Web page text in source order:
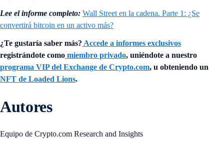
Lee el informe completo: Wall Street en la cadena. Parte 1: ¿Se
convertirá bitcoin en un activo más?
¿Te gustaría saber más? Accede a informes exclusivos
registrándote como miembro privado, uniéndote a nuestro
programa VIP del Exchange de Crypto.com, u obteniendo un
NFT de Loaded Lions.
Autores
Equipo de Crypto.com Research and Insights